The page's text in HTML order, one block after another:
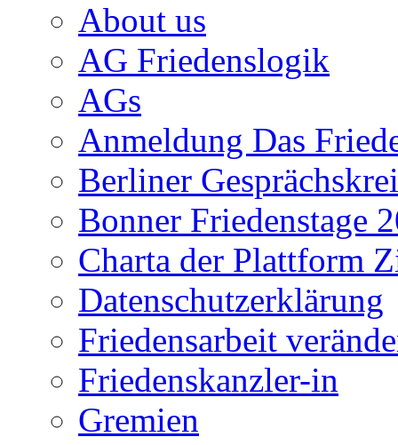
About us
AG Friedenslogik
AGs
Anmeldung Das
Berliner
Bonner Friedenstage
Charta der Plattform
Datenschutzerklärung
Friedensarbeit
Friedenskanzler-in
Gremien